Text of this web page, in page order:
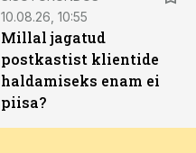
10.08.26, 10:55
Millal jagatud
postkastist klientide
haldamiseks enam ei
piisa?